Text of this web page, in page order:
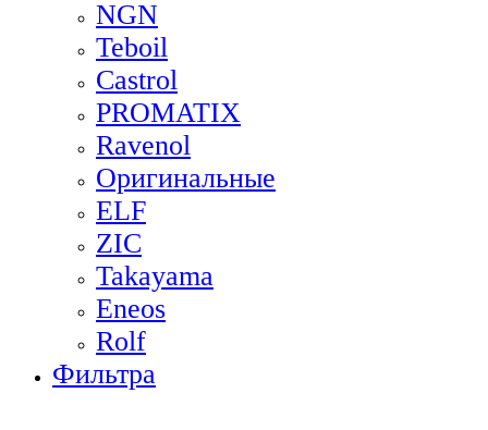
NGN
Teboil
Castrol
PROMATIX
Ravenol
Оригинальные
ELF
ZIC
Takayama
Eneos
Rolf
Фильтра